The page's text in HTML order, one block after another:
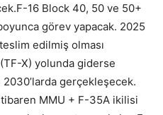
16 Block 40, 50 ve 50+
görev yapacak. 2025
edilmiş olması
X) yolunda giderse
gerçekleşecek.
itibaren MMU + F-35A ikilisi